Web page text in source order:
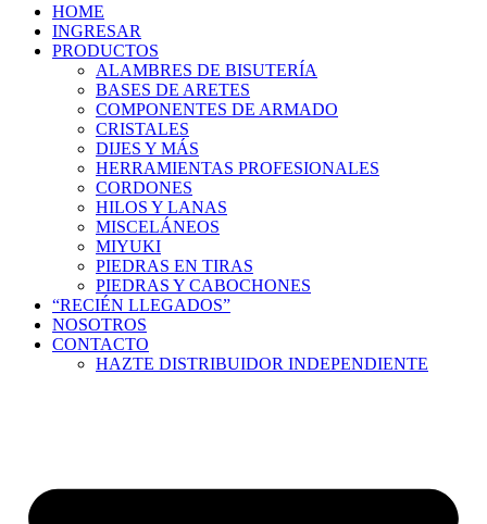
HOME
INGRESAR
PRODUCTOS
ALAMBRES DE BISUTERÍA
BASES DE ARETES
COMPONENTES DE ARMADO
CRISTALES
DIJES Y MÁS
HERRAMIENTAS PROFESIONALES
CORDONES
HILOS Y LANAS
MISCELÁNEOS
MIYUKI
PIEDRAS EN TIRAS
PIEDRAS Y CABOCHONES
“RECIÉN LLEGADOS”
NOSOTROS
CONTACTO
HAZTE DISTRIBUIDOR INDEPENDIENTE